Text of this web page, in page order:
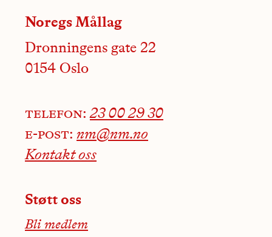
Noregs Mållag
Dronningens gate 22
0154 Oslo
telefon:23 00 29 30
e-post: nm@nm.no
Kontakt oss
Støtt oss
Bli medlem